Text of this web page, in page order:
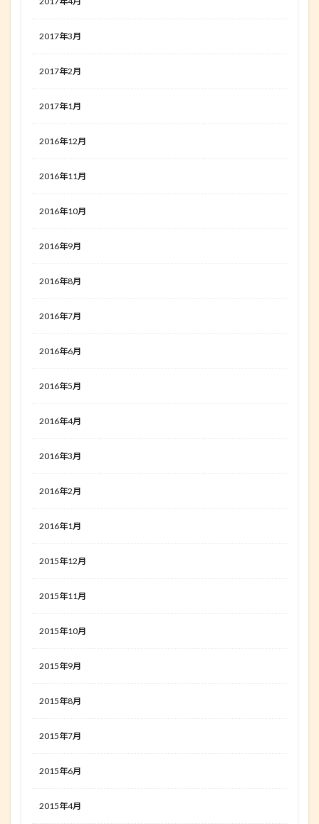
2017年3月
2017年2月
2017年1月
2016年12月
2016年11月
2016年10月
2016年9月
2016年8月
2016年7月
2016年6月
2016年5月
2016年4月
2016年3月
2016年2月
2016年1月
2015年12月
2015年11月
2015年10月
2015年9月
2015年8月
2015年7月
2015年6月
2015年4月